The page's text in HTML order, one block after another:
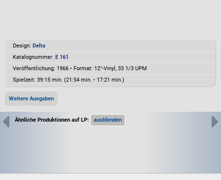
Design: Delta
Katalognummer: E 161
Veröffentlichung: 1966 • Format: 12"-Vinyl, 33 1/3 UPM
Spielzeit: 39:15 min. (21:54 min. • 17:21 min.)
Weitere Ausgaben
Ähnliche Produktionen auf LP: